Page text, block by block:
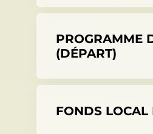
PROGRAMME
(DÉPART)
FONDS LOCAL